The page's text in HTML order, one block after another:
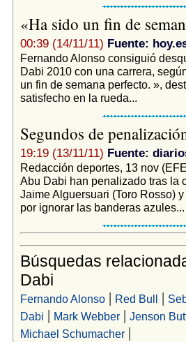
«Ha sido un fin de
00:39 (14/11/11) Fuente:
Fernando Alonso consiguió
Dabi 2010 con una carrera,
un fin de semana perfecto. »,
satisfecho en la rueda...
Segundos de
19:19 (13/11/11) Fuente:
Redacción deportes, 13 nov
Abu Dabi han penalizado tras la
Jaime Alguersuari (Toro Rosso)
por ignorar las banderas azules...
Búsquedas
Dabi
Fernando Alonso| Red Bull |
Dabi | Mark Webber| Jenson
Michael Schumacher|